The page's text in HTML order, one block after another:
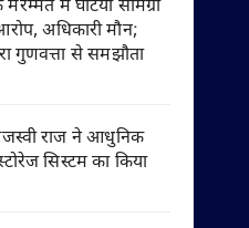
में घटिया सामग्री
अधिकारी मौन;
गुणवत्ता से समझौता
राज ने आधुनिक
सिस्टम का किया